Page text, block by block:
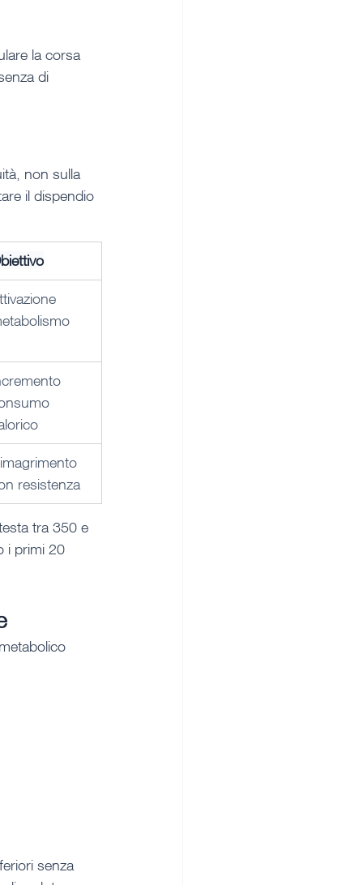
la corsa
di
non sulla
il dispendio
resistenza
tra 350 e
i primi 20
senza